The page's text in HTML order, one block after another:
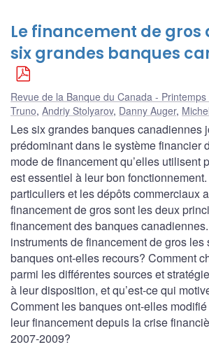
Le financement de gros
six grandes banques
Revue de la Banque du Canada -
Truno, Andriy Stolyarov, Danny Auger,
Les six grandes banques canadiennes
prédominant dans le système financier
mode de financement qu’elles utilisent
est essentiel à leur bon
particuliers et les dépôts commerciaux
financement de gros sont les deux
financement des banques
instruments de financement de gros les
banques ont-elles recours? Comment
parmi les différentes sources et
à leur disposition, et qu’est-ce qui
Comment les banques ont-elles
leur financement depuis la crise
2007-2009?